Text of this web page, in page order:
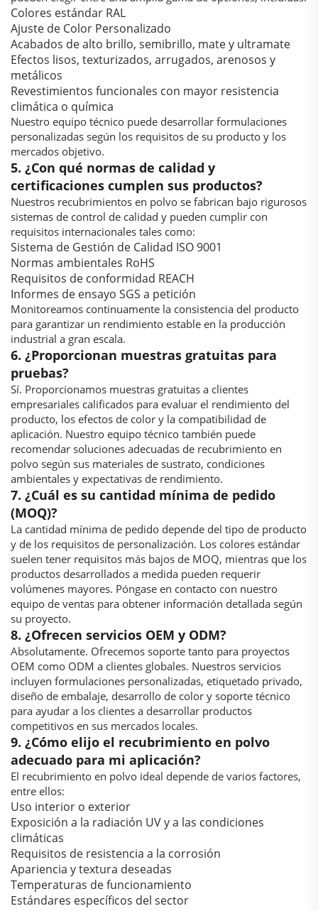
Colores estándar RAL
Ajuste de Color Personalizado
Acabados de alto brillo, semibrillo, mate y ultramate
Efectos lisos, texturizados, arrugados, arenosos y
metálicos
Revestimientos funcionales con mayor resistencia
climática o química
Nuestro equipo técnico puede desarrollar formulaciones
personalizadas según los requisitos de su producto y los
mercados objetivo.
5. ¿Con qué normas de calidad y
certificaciones cumplen sus productos?
Nuestros recubrimientos en polvo se fabrican bajo rigurosos
sistemas de control de calidad y pueden cumplir con
requisitos internacionales tales como:
Sistema de Gestión de Calidad ISO 9001
Normas ambientales RoHS
Requisitos de conformidad REACH
Informes de ensayo SGS a petición
Monitoreamos continuamente la consistencia del producto
para garantizar un rendimiento estable en la producción
industrial a gran escala.
6. ¿Proporcionan muestras gratuitas para
pruebas?
Sí. Proporcionamos muestras gratuitas a clientes
empresariales calificados para evaluar el rendimiento del
producto, los efectos de color y la compatibilidad de
aplicación. Nuestro equipo técnico también puede
recomendar soluciones adecuadas de recubrimiento en
polvo según sus materiales de sustrato, condiciones
ambientales y expectativas de rendimiento.
7. ¿Cuál es su cantidad mínima de pedido
(MOQ)?
La cantidad mínima de pedido depende del tipo de producto
y de los requisitos de personalización. Los colores estándar
suelen tener requisitos más bajos de MOQ, mientras que los
productos desarrollados a medida pueden requerir
volúmenes mayores. Póngase en contacto con nuestro
equipo de ventas para obtener información detallada según
su proyecto.
8. ¿Ofrecen servicios OEM y ODM?
Absolutamente. Ofrecemos soporte tanto para proyectos
OEM como ODM a clientes globales. Nuestros servicios
incluyen formulaciones personalizadas, etiquetado privado,
diseño de embalaje, desarrollo de color y soporte técnico
para ayudar a los clientes a desarrollar productos
competitivos en sus mercados locales.
9. ¿Cómo elijo el recubrimiento en polvo
adecuado para mi aplicación?
El recubrimiento en polvo ideal depende de varios factores,
entre ellos:
Uso interior o exterior
Exposición a la radiación UV y a las condiciones
climáticas
Requisitos de resistencia a la corrosión
Apariencia y textura deseadas
Temperaturas de funcionamiento
Estándares específicos del sector